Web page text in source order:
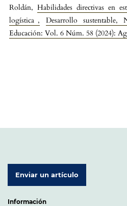
Roldán, Habilidades directivas en
logística, Desarrollo sustentable,
Educación: Vol. 6 Núm. 58 (2024):
Enviar un artículo
Información